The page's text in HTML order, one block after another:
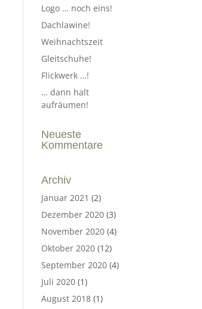
Logo … noch eins!
Dachlawine!
Weihnachtszeit
Gleitschuhe!
Flickwerk …!
… dann halt
aufräumen!
Neueste
Kommentare
Archiv
Januar 2021 (2)
Dezember 2020 (3)
November 2020 (4)
Oktober 2020 (12)
September 2020 (4)
Juli 2020 (1)
August 2018 (1)